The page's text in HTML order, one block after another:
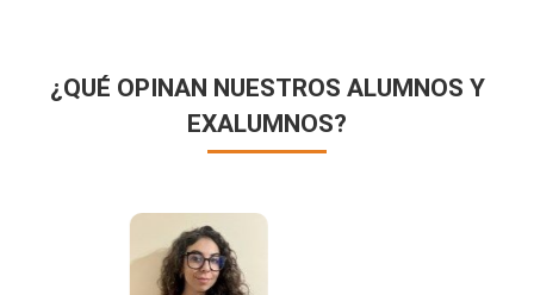
¿QUÉ OPINAN NUESTROS ALUMNOS Y
EXALUMNOS?